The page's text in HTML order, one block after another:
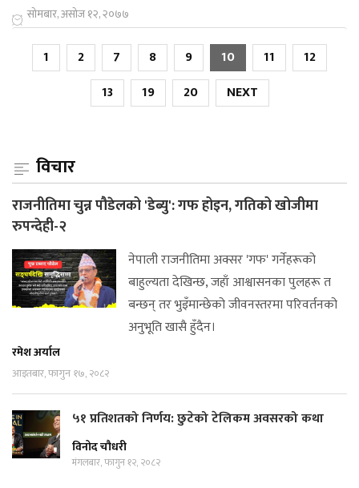
सोमबार, असोज १२, २०७७
1 2 7 8 9 10 11
12
13
19 20 NEXT
विचार
राजनीतिमा चुन्न पौडेलको 'डेब्यु': गफ होइन, गतिको खोजीमा
रुपन्देही-२
नेपाली राजनीतिमा अक्सर 'गफ' गर्नेहरूको
बाहुल्यता देखिन्छ, जहाँ आश्वासनका पुलहरू त
बन्छन् तर भुइँमान्छेको जीवनस्तरमा परिवर्तनको
अनुभूति खासै हुँदैन।
रमेश अर्याल
आइतबार, फागुन १७, २०८२
५१ प्रतिशतको निर्णय: छुटेको टेलिकम अवसरको कथा
विनोद चौधरी
मंगलबार, फागुन १२, २०८२